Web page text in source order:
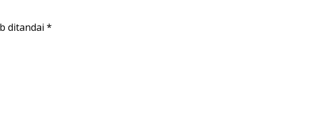
ditandai *